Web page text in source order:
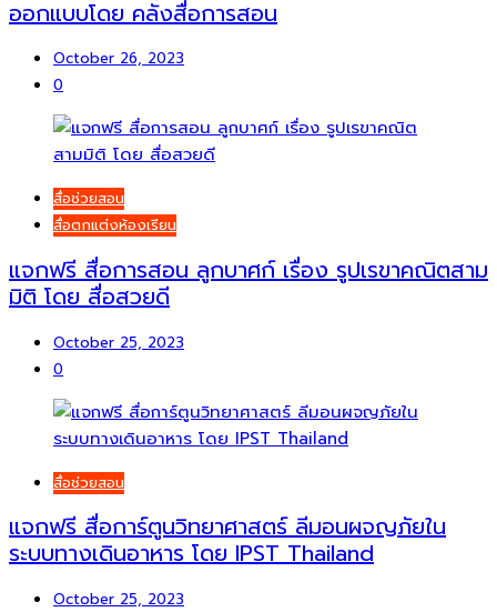
ออกแบบโดย คลังสื่อการสอน
October 26, 2023
0
สื่อช่วยสอน
สื่อตกแต่งห้องเรียน
แจกฟรี สื่อการสอน ลูกบาศก์ เรื่อง รูปเรขาคณิตสาม
มิติ โดย สื่อสวยดี
October 25, 2023
0
สื่อช่วยสอน
แจกฟรี สื่อการ์ตูนวิทยาศาสตร์ ลีมอนผจญภัยใน
ระบบทางเดินอาหาร โดย IPST Thailand
October 25, 2023